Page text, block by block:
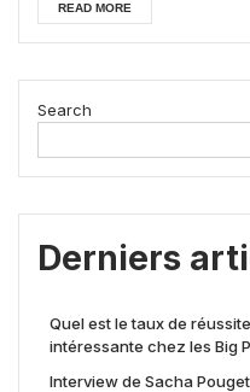
READ MORE
Search
Derniers
Quel est le taux de
intéressante chez les Big
Interview de Sacha